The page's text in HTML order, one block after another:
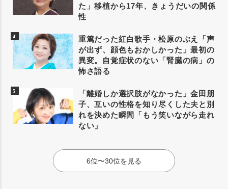
た」移植から17年、きょうだいの関係
性
重篤だった紅白歌手・松原のぶえ「声
が出ず、顔色もおかしかった」最初の
異変。自覚症状のない「腎臓の病」の
怖さ語る
「離婚しか選択肢がなかった」金田朋
子、互いの性格を知り尽くした夫と別
れを決めた瞬間「もう笑いながら走れ
ない」
6位〜30位を見る